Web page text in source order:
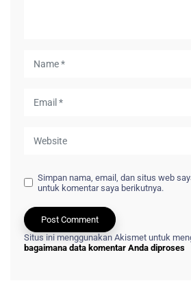
Simpan nama, email, dan situs web
untuk komentar saya berikutnya.
Situs ini menggunakan Akismet untuk
bagaimana data komentar Anda diproses